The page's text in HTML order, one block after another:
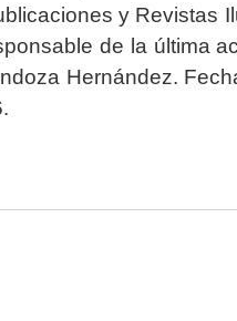
y Revistas
de la última
Hernández.